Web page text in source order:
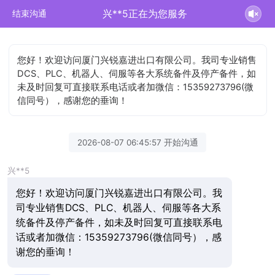
结束沟通 兴**5正在为您服务
您好！欢迎访问厦门兴锐嘉进出口有限公司。我司专业销售
DCS、PLC、机器人、伺服等各大系统备件及停产备件，如
未及时回复可直接联系电话或者加微信：15359273796(微
信同号），感谢您的垂询！
2026-08-07 06:45:57 开始沟通
兴**5
您好！欢迎访问厦门兴锐嘉进出口有限公司。我
司专业销售DCS、PLC、机器人、伺服等各大系
统备件及停产备件，如未及时回复可直接联系电
话或者加微信：15359273796(微信同号），感
谢您的垂询！